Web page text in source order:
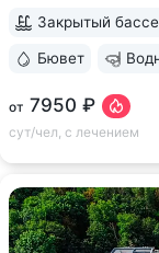
от 7950 ₽
сут/чел, с лечением
Закрытый
Бювет